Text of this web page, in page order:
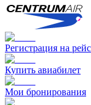
Регистрация на рейс
Купить авиабилет
Мои бронирования